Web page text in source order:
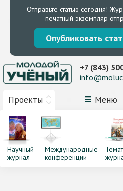
Отправьте статью сегодня!
печатный экземпляр
Опубликовать
Проекты Меню
+7 (843)
Научный
журнал
Международные
конференции